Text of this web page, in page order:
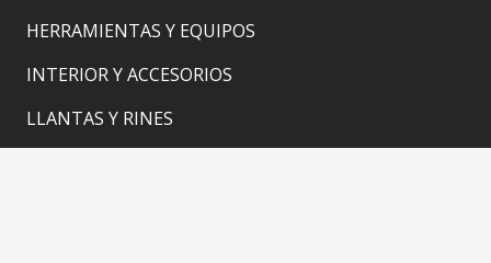
HERRAMIENTAS Y EQUIPOS
INTERIOR Y ACCESORIOS
LLANTAS Y RINES